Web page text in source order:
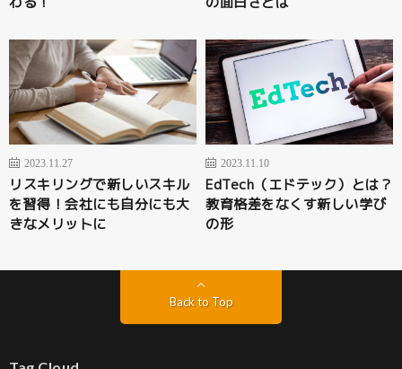
2023.11.27
リスキリングで新しいスキル
を習得！会社にも自分にも大
きなメリットに
2023.11.10
EdTech（エドテック）とは？
教育格差をなくす新しい学び
の形
Back to Top